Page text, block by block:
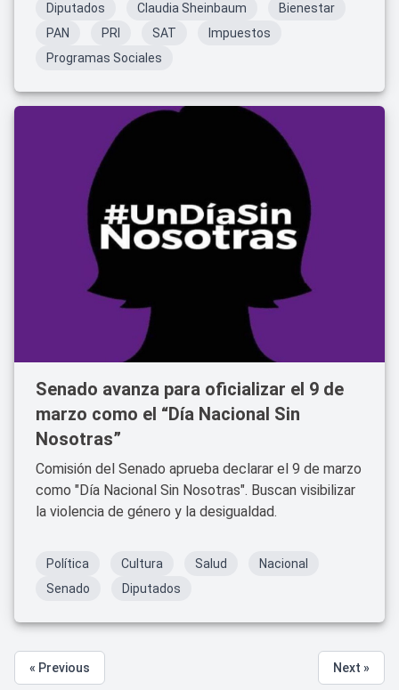
Diputados
Claudia Sheinbaum
Bienestar
PAN
PRI SAT
Impuestos
Programas Sociales
Senado avanza para oficializar el 9 de
marzo como el “Día Nacional Sin
Nosotras”
Comisión del Senado aprueba declarar el 9 de marzo
como "Día Nacional Sin Nosotras". Buscan visibilizar
la violencia de género y la desigualdad.
Política Cultura Salud
Nacional
Senado
Diputados
« Previous Next »